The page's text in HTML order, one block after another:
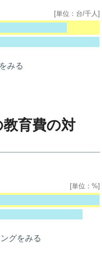
[単位：台/千人]
みる
育費の対
[単位：%]
グをみる